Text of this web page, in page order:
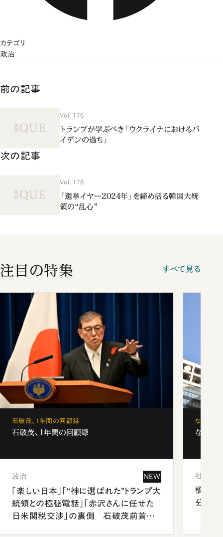
カテゴリ
政治
前の記事
Vol. 176
トランプが学ぶべき「ウクライナにおけるバ
イデンの過ち」
次の記事
Vol. 178
「選挙イヤー2024年」を締め括る韓国大統
領の“乱心”
注目の特集 すべて見る
石破茂、1年間の回顧録
石破茂、1年間の回顧録
政治 NEW
「楽しい日本」「“神に選ばれた”トランプ大
統領との極秘電話」「赤沢さんに任せた
日米関税交渉」の裏側 石破茂前首相
なぜ「フ
なぜ「
社会
橋本愛
分 佐